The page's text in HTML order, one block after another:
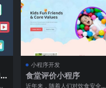
小程序开发
食堂评价小程序
近年来，随着人们对饮食安全和